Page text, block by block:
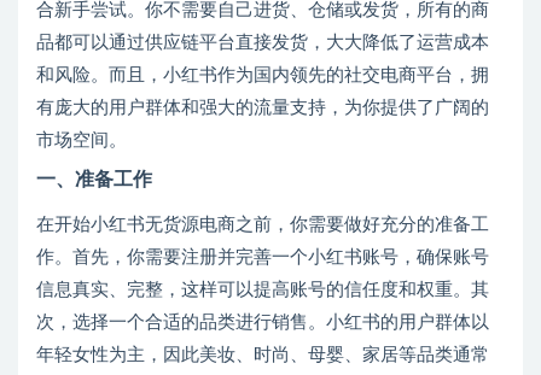
合新手尝试。你不需要自己进货、仓储或发货，所有的商
品都可以通过供应链平台直接发货，大大降低了运营成本
和风险。而且，小红书作为国内领先的社交电商平台，拥
有庞大的用户群体和强大的流量支持，为你提供了广阔的
市场空间。
一、准备工作
在开始小红书无货源电商之前，你需要做好充分的准备工
作。首先，你需要注册并完善一个小红书账号，确保账号
信息真实、完整，这样可以提高账号的信任度和权重。其
次，选择一个合适的品类进行销售。小红书的用户群体以
年轻女性为主，因此美妆、时尚、母婴、家居等品类通常